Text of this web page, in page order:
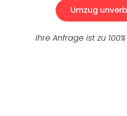
Umzug
Ihre Anfrage ist zu